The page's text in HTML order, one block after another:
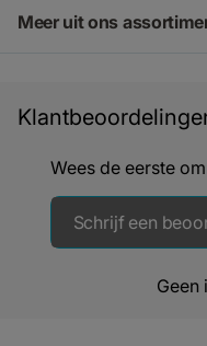
Meer uit ons
Wees de eerste
Schrijf een
Geen